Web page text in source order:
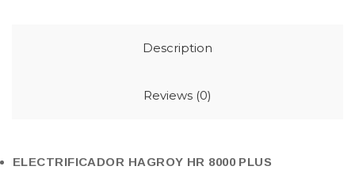
Description
Reviews (0)
ELECTRIFICADOR HAGROY HR 8000 PLUS